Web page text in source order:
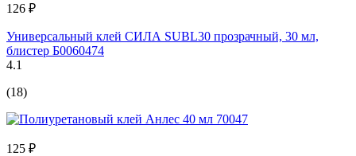
126 ₽
Универсальный клей СИЛА SUBL30 прозрачный, 30 мл,
блистер Б0060474
4.1
(18)
125 ₽